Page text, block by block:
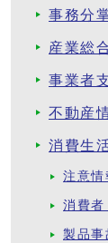
事務分
産業総
事業者
不動産
消費生
注意情
消費者
製品事